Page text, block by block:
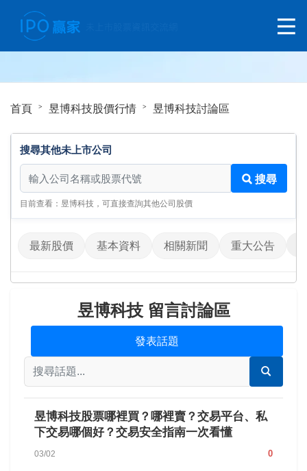
首頁 昱博科技股價行情 昱博科技討論區
搜尋其他未上市公司
搜尋其他未上市公司
搜尋
目前查看：昱博科技，可直接查詢其他公司股價
最新股價 基本資料 相關新聞 重大公告
昱博科技 留言討論區
發表話題
昱博科技股票哪裡買？哪裡賣？交易平台、私
下交易哪個好？交易安全指南一次看懂
03/02 0